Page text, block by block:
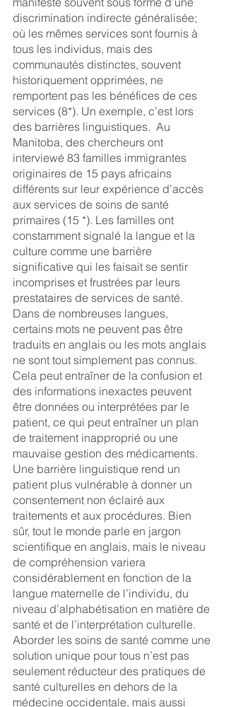
discrimination indirecte généralisée;
où les mêmes services sont fournis à
tous les individus, mais des
communautés distinctes, souvent
historiquement opprimées, ne
remportent pas les bénéfices de ces
services (8*). Un exemple, c’est lors
des barrières linguistiques.  Au
Manitoba, des chercheurs ont
interviewé 83 familles immigrantes
originaires de 15 pays africains
différents sur leur expérience d’accès
aux services de soins de santé
primaires (15 *). Les familles ont
constamment signalé la langue et la
culture comme une barrière
significative qui les faisait se sentir
incomprises et frustrées par leurs
prestataires de services de santé.
Dans de nombreuses langues,
certains mots ne peuvent pas être
traduits en anglais ou les mots anglais
ne sont tout simplement pas connus.
Cela peut entraîner de la confusion et
des informations inexactes peuvent
être données ou interprétées par le
patient, ce qui peut entraîner un plan
de traitement inapproprié ou une
mauvaise gestion des médicaments.
Une barrière linguistique rend un
patient plus vulnérable à donner un
consentement non éclairé aux
traitements et aux procédures. Bien
sûr, tout le monde parle en jargon
scientifique en anglais, mais le niveau
de compréhension variera
considérablement en fonction de la
langue maternelle de l’individu, du
niveau d’alphabétisation en matière de
santé et de l’interprétation culturelle.
Aborder les soins de santé comme une
solution unique pour tous n’est pas
seulement réducteur des pratiques de
santé culturelles en dehors de la
médecine occidentale, mais aussi